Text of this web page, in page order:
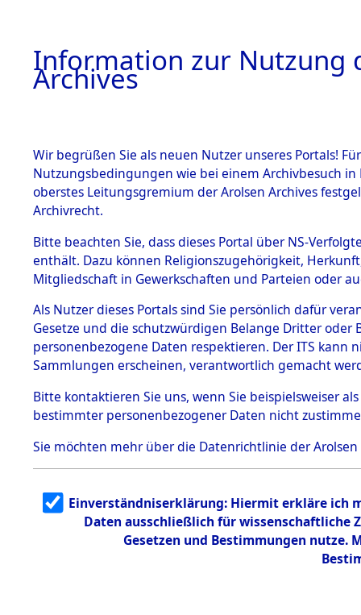
BESTÄNDE
1.
mente
5. Verschiedenes
5.3
Todesmärsche
5.3.1 Alliierte
Erhebungen
zu
Todesmärsch
en
5.3.2
g
5.3.3
Todesmärsch
Ennepe-
Information zur Nutzung
Archives
Wir begrüßen Sie als neuen Nutzer unseres Portals!
Nutzungsbedingungen wie bei einem Archivbesuch
oberstes Leitungsgremium der Arolsen Archives
Archivrecht.
Bitte beachten Sie, dass dieses Portal über NS-
enthält. Dazu können Religionszugehörigkeit,
Mitgliedschaft in Gewerkschaften und Parteien oder
Als Nutzer dieses Portals sind Sie persönlich dafür
Gesetze und die schutzwürdigen Belange Dritter
personenbezogene Daten respektieren. Der ITS
Sammlungen erscheinen, verantwortlich gemacht
Bitte kontaktieren Sie uns, wenn Sie beispielsweiser
bestimmter personenbezogener Daten nicht
Sie möchten mehr über die Datenrichtlinie der Arolsen
Einverständniserklärung: Hiermit erkläre ich
Daten ausschließlich für wissenschaftliche
Gesetzen und Bestimmungen nutze.